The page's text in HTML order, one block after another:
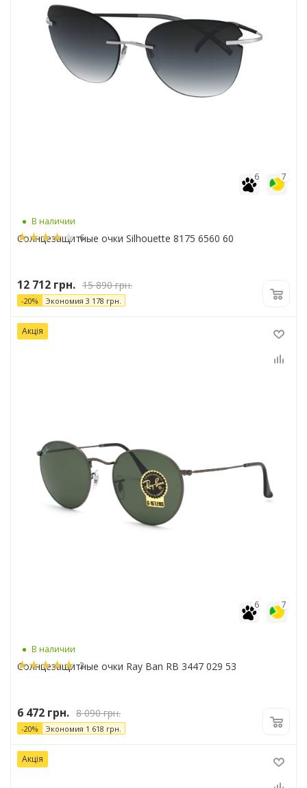
7
6
В наличии
6
Солнцезащитные очки Silhouette 8175 6560 60
12 712 грн. 15 890грн.
-20% Экономия 3 178 грн.
Акція
7
6
В наличии
2
Солнцезащитные очки Ray Ban RB 3447 029 53
6 472 грн. 8 090грн.
-20% Экономия 1 618 грн.
Акція